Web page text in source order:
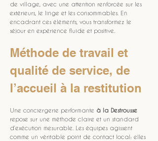
de village, avec une attention renforcée sur les
extérieurs, le linge et les consommables. En
encadrant ces éléments, vous transformez le
séjour en expérience fluide et positive.
Méthode de travail et
qualité de service, de
l’accueil à la restitution
Une conciergerie performante à la Destrousse
repose sur une méthode claire et un standard
d’exécution mesurable. Les équipes agissent
comme un véritable point de contact local: elles